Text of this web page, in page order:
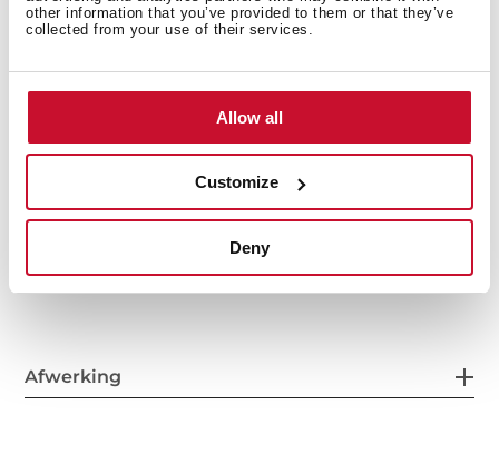
other information that you’ve provided to them or that they’ve
collected from your use of their services.
Allow all
Customize
Deny
Elektrische verbinding
Kookzones
Afwerking